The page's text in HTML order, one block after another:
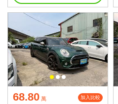
68.80 萬 加入比較